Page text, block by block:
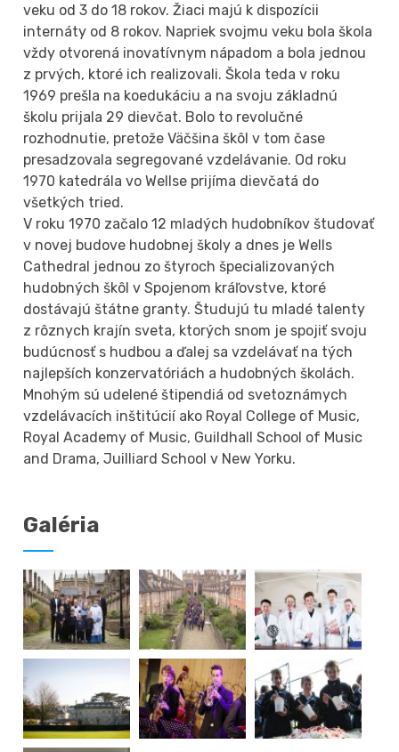
veku od 3 do 18 rokov. Žiaci majú k dispozícii
internáty od 8 rokov. Napriek svojmu veku bola škola
vždy otvorená inovatívnym nápadom a bola jednou
z prvých, ktoré ich realizovali. Škola teda v roku
1969 prešla na koedukáciu a na svoju základnú
školu prijala 29 dievčat. Bolo to revolučné
rozhodnutie, pretože Väčšina škôl v tom čase
presadzovala segregované vzdelávanie. Od roku
1970 katedrála vo Wellse prijíma dievčatá do
všetkých tried.
V roku 1970 začalo 12 mladých hudobníkov študovať
v novej budove hudobnej školy a dnes je Wells
Cathedral jednou zo štyroch špecializovaných
hudobných škôl v Spojenom kráľovstve, ktoré
dostávajú štátne granty. Študujú tu mladé talenty
z rôznych krajín sveta, ktorých snom je spojiť svoju
budúcnosť s hudbou a ďalej sa vzdelávať na tých
najlepších konzervatóriách a hudobných školách.
Mnohým sú udelené štipendiá od svetoznámych
vzdelávacích inštitúcií ako Royal College of Music,
Royal Academy of Music, Guildhall School of Music
and Drama, Juilliard School v New Yorku.
Galéria